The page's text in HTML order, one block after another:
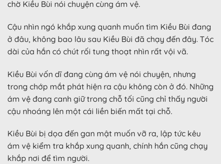
chờ Kiều Bùi nói chuyện cùng ám vệ.
Cậu nhìn ngó khắp xung quanh muốn tìm Kiều Bùi đang
ở đâu, không bao lâu sau Kiều Bùi đã chạy đến đây. Tóc
dài của hắn có chút rối tung thoạt nhìn rất vội vã.
Kiều Bùi vốn dĩ đang cùng ám vệ nói chuyện, nhưng
trong chớp mắt phát hiện ra cậu không còn ở đó. Những
ám vệ đang canh giữ trong chỗ tối cũng chỉ thấy người
cậu nhoáng lên một cái liền biến mất tại chỗ.
Kiều Bùi bị dọa đến gan mật muốn vỡ ra, lập tức kêu
ám vệ kiểm tra khắp xung quanh, chính hắn cũng chạy
khắp nơi để tìm người.